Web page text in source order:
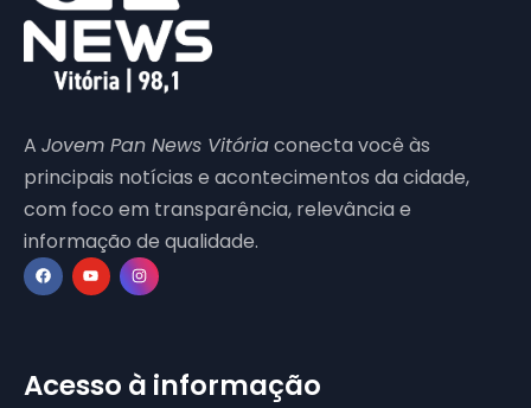
A Jovem Pan News Vitóriaconecta você às
principais notícias e acontecimentos da cidade,
com foco em transparência, relevância e
informação de qualidade.
Acesso à informação